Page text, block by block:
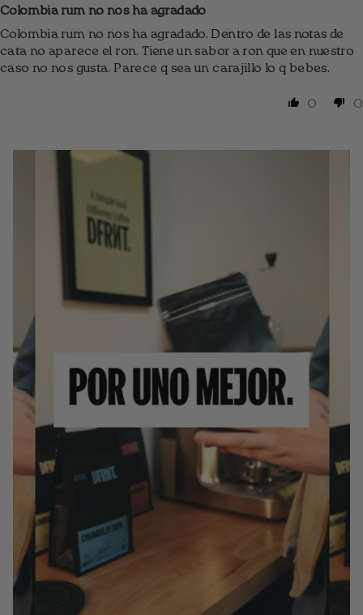
Colombia rum no nos ha agradado
Colombia rum no nos ha agradado. Dentro de las notas de
cata no aparece el ron. Tiene un sabor a ron que en nuestro
caso no nos gusta. Parece q sea un carajillo lo q bebes.
0 0